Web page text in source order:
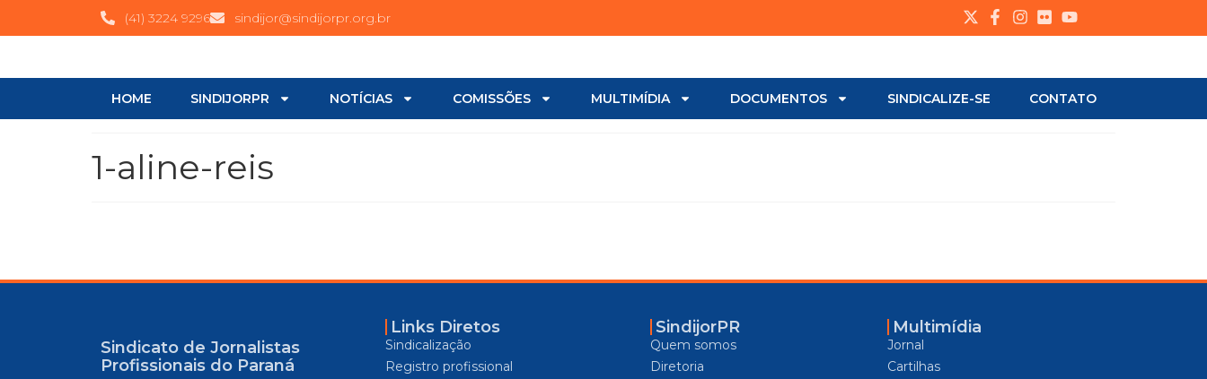
(41) 3224 9296 sindijor@sindijorpr.org.br
HOME SINDIJORPR NOTÍCIAS COMISSÕES MULTIMÍDIA DOCUMENTOS SINDICALIZE-SE CONTATO
1-aline-reis
Sindicato de Jornalistas
Profissionais do Paraná
Links Diretos
Sindicalização
Registro profissional
SindijorPR
Quem somos
Diretoria
Multimídia
Jornal
Cartilhas